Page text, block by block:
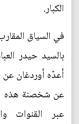
الكبار.
في السياق
بالسيد حيدر
أعدّه أوردغان عن
عن شخصنة هذه
عبر القنوات